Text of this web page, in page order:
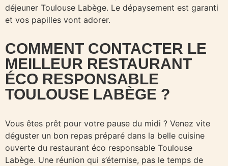
déjeuner Toulouse Labège. Le dépaysement est garanti
et vos papilles vont adorer.
COMMENT CONTACTER LE
MEILLEUR RESTAURANT
ÉCO RESPONSABLE
TOULOUSE LABÈGE ?
Vous êtes prêt pour votre pause du midi ? Venez vite
déguster un bon repas préparé dans la belle cuisine
ouverte du restaurant éco responsable Toulouse
Labège. Une réunion qui s’éternise, pas le temps de